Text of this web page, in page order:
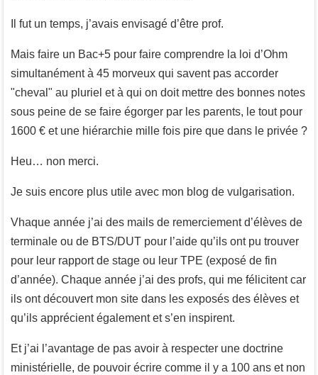
Il fut un temps, j’avais envisagé d’être prof.
Mais faire un Bac+5 pour faire comprendre la loi d’Ohm
simultanément à 45 morveux qui savent pas accorder
"cheval" au pluriel et à qui on doit mettre des bonnes notes
sous peine de se faire égorger par les parents, le tout pour
1600 € et une hiérarchie mille fois pire que dans le privée ?
Heu… non merci.
Je suis encore plus utile avec mon blog de vulgarisation.
Vhaque année j’ai des mails de remerciement d’élèves de
terminale ou de BTS/DUT pour l’aide qu’ils ont pu trouver
pour leur rapport de stage ou leur TPE (exposé de fin
d’année). Chaque année j’ai des profs, qui me félicitent car
ils ont découvert mon site dans les exposés des élèves et
qu’ils apprécient également et s’en inspirent.
Et j’ai l’avantage de pas avoir à respecter une doctrine
ministérielle, de pouvoir écrire comme il y a 100 ans et non